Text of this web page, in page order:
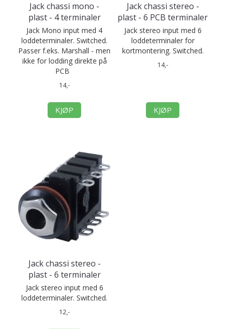
Jack chassi mono -
plast - 4 terminaler
Jack Mono input med 4
loddeterminaler. Switched.
Passer f.eks. Marshall - men
ikke for lodding direkte på
PCB
14,-
KJØP
Jack chassi stereo -
plast - 6 PCB terminaler
Jack stereo input med 6
loddeterminaler for
kortmontering. Switched.
14,-
KJØP
Jack chassi stereo -
plast - 6 terminaler
Jack stereo input med 6
loddeterminaler. Switched.
12,-